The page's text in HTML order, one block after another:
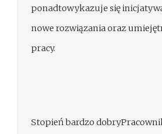
ponadtowykazuje się
nowe rozwiązania oraz
pracy.
Stopień bardzo